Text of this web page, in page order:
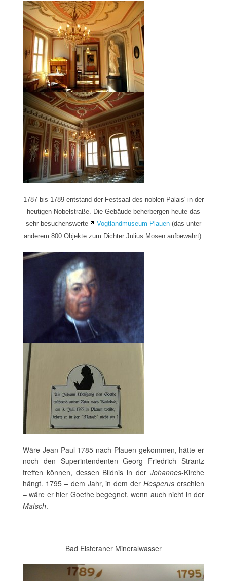
1787 bis 1789 entstand der Festsaal des noblen Palais' in der
heutigen Nobelstraße. Die Gebäude beherbergen heute das
sehr besuchenswerte
Vogtlandmuseum Plauen (das unter
anderem 800 Objekte zum Dichter Julius Mosen aufbewahrt).
Wäre Jean Paul 1785 nach Plauen gekommen, hätte er
noch den Superintendenten Georg Friedrich Strantz
treffen können, dessen Bildnis in der Johannes-Kirche
hängt. 1795 – dem Jahr, in dem derHesperus erschien
– wäre er hier Goethe begegnet, wenn auch nicht in der
Matsch.
Bad Elsteraner Mineralwasser